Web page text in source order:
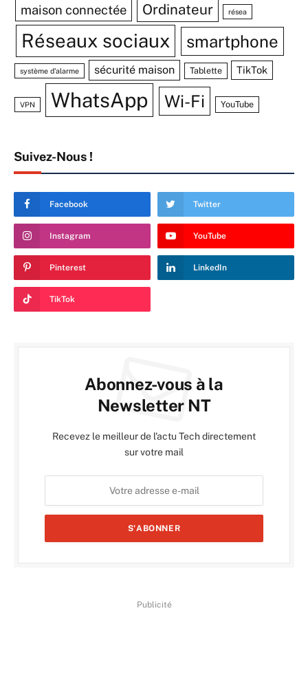
maison connectée Ordinateur résea
Réseaux sociaux smartphone
système d'alarme sécurité maison Tablette TikTok
VPN WhatsApp Wi-Fi YouTube
Suivez-Nous !
Facebook Twitter
Instagram YouTube
Pinterest LinkedIn
TikTok
Abonnez-vous à la
Newsletter NT
Recevez le meilleur de l'actu Tech directement
sur votre mail
Publicité